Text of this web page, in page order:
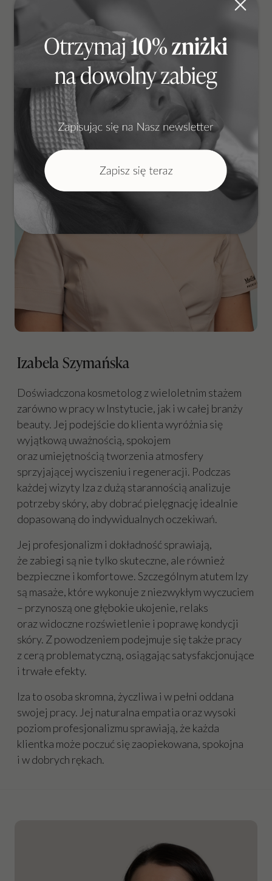
Izabela Szymańska
Doświadczona kosmetolog z wieloletnim stażem
zarówno w pracy w Instytucie, jak i w całej branży
beauty. Jej podejście do klienta wyróżnia się
wyjątkową uważnością, spokojem
oraz umiejętnością tworzenia atmosfery
sprzyjającej wyciszeniu i regeneracji. Podczas
każdej wizyty Iza z dużą starannością analizuje
potrzeby skóry, aby dobrać pielęgnację idealnie
dopasowaną do indywidualnych oczekiwań.
Jej profesjonalizm i dokładność sprawiają,
że zabiegi są nie tylko skuteczne, ale również
bezpieczne i komfortowe. Szczególnym atutem Izy
są masaże, które wykonuje z niezwykłym wyczuciem
– przynoszą one głębokie ukojenie, relaks
oraz widoczne rozświetlenie i poprawę kondycji
skóry. Z powodzeniem podejmuje się także pracy
z cerą problematyczną, osiągając satysfakcjonujące
i trwałe efekty.
Iza to osoba skromna, życzliwa i w pełni oddana
swojej pracy. Jej naturalna empatia oraz wysoki
poziom profesjonalizmu sprawiają, że każda
klientka może poczuć się zaopiekowana, spokojna
i w dobrych rękach.